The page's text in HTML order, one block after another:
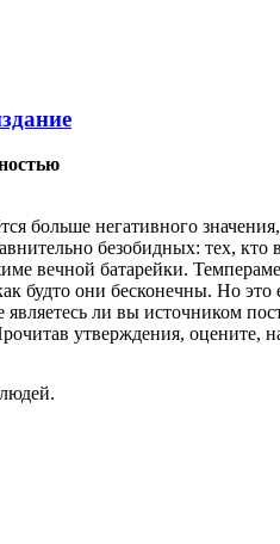
больше негативного
безобидных: тех,
вечной батарейки.
будто они бесконечны. Но
являетесь ли вы источником
утверждения, оцените,